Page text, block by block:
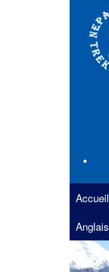
Accueil
Anglais